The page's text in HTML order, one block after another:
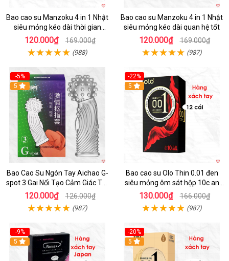
Bao cao su Manzoku 4 in 1 Nhật
siêu mỏng kéo dài thời gian
chính hãng
120.000₫ 169.000₫
(988)
Bao cao su Manzoku 4 in 1 Nhật
siêu mỏng kéo dài quan hệ tốt
120.000₫ 169.000₫
(987)
-5%
5
Bao Cao Su Ngón Tay Aichao G-
spot 3 Gai Nổi Tạo Cảm Giác Tột
Đỉnh
120.000₫ 126.000₫
(987)
-22%
5
Bao cao su Olo Thin 0.01 đen
siêu mỏng ôm sát hộp 10c an
toàn
130.000₫ 166.000₫
(987)
-9%
5
-20%
5